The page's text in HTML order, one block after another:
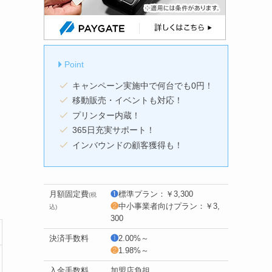
Point
キャンペーン実施中で何台でも0円！
移動販売・イベントも対応！
プリンター内蔵！
365日充実サポート！
インバウンドの顧客獲得も！
月額固定費(税
込)
❶標準プラン：￥3,300
❷中小事業者向けプラン：￥3,
300
決済手数料 ❶2.00%～
❷1.98%～